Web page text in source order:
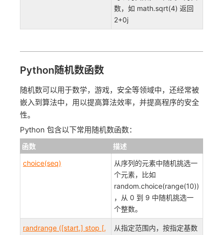
数，如 math.sqrt(4) 返回
2+0j
Python随机数函数
随机数可以用于数学，游戏，安全等领域中，还经常被
嵌入到算法中，用以提高算法效率，并提高程序的安全
性。
Python 包含以下常用随机数函数：
函数
描述
choice(seq)
从序列的元素中随机挑选一
个元素，比如
random.choice(range(10))
，从 0 到 9 中随机挑选一
个整数。
randrange ([start,] stop [,
从指定范围内，按指定基数